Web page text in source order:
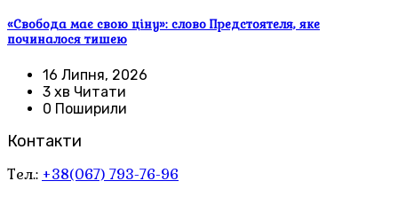
«Свобода має свою ціну»: слово Предстоятеля, яке
починалося тишею
16 Липня, 2026
3 хв Читати
0 Поширили
Контакти
Тел.: +38(067) 793-76-96